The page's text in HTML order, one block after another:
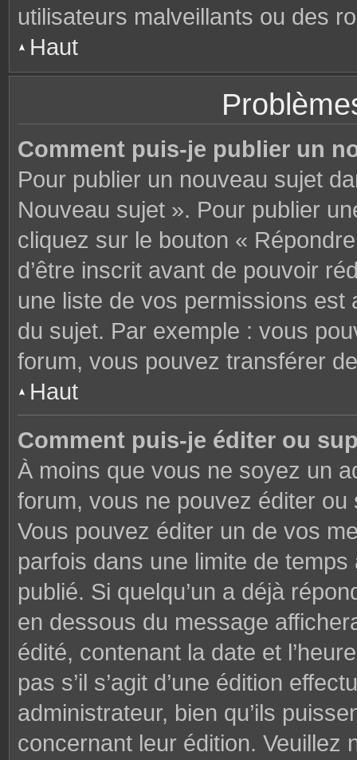
utilisateurs malveillants ou des
Haut
Comment puis-je publier un
Pour publier un nouveau sujet
Nouveau sujet ». Pour publier
cliquez sur le bouton «
d’être inscrit avant de pouvoir
une liste de vos permissions est
du sujet. Par exemple : vous
forum, vous pouvez transférer
Haut
Comment puis-je éditer ou
À moins que vous ne soyez un
forum, vous ne pouvez éditer
Vous pouvez éditer un de vos
parfois dans une limite de
publié. Si quelqu’un a déjà
en dessous du message
édité, contenant la date et
pas s’il s’agit d’une édition
administrateur, bien qu’ils
concernant leur édition. Veuillez